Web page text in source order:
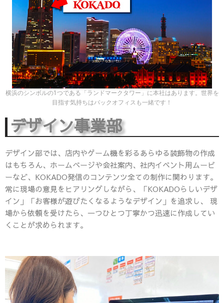
横浜のシンボルの1つである「ランドマークタワー」に本社はあります。世界を
目指す気持ちはバックオフィスも一緒です！
デザイン事業部
デザイン部では、店内やゲーム機を彩るあらゆる装飾物の作成
はもちろん、ホームページや会社案内、社内イベント用ムービ
ーなど、KOKADO発信のコンテンツ全ての制作に関わります。
常に現場の意見をヒアリングしながら、「KOKADOらしいデザ
イン」「お客様が遊びたくなるようなデザイン」を追求し、 現
場から依頼を受けたら、一つひとつ丁寧かつ迅速に作成してい
くことが求められます。